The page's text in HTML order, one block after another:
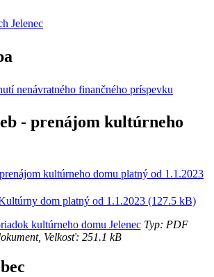
- prenájom kultúrneho
dom platný od 1.1.2023 (127.5 kB)
kultúrneho domu JelenecTyp: PDF
Velkosť: 251.1 kB